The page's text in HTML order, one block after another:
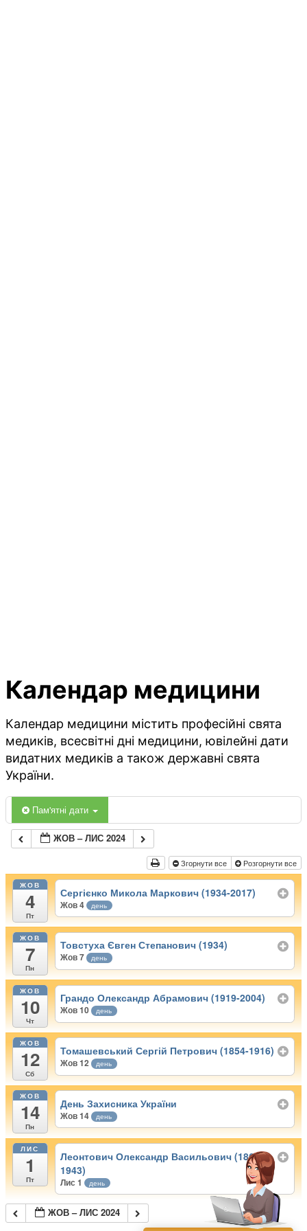
Календар медицини
Календар медицини містить професійні свята
медиків, всесвітні дні медицини, ювілейні дати
видатних медиків а також державні свята
України.
Пам'ятні дати
ЖОВ – ЛИС 2024
Згорнути все Розгорнути все
ЖОВ
4
Пт
Сергієнко Микола Маркович (1934-2017)
Жов 4 день
ЖОВ
7
Пн
Товстуха Євген Степанович (1934)
Жов 7 день
ЖОВ
10
Чт
Грандо Олександр Абрамович (1919-2004)
Жов 10 день
ЖОВ
12
Сб
Томашевський Сергій Петрович (1854-1916)
Жов 12 день
ЖОВ
14
Пн
День Захисника України
Жов 14 день
ЛИС
1
Пт
Леонтович Олександр Васильович (1869-
1943)
Лис 1 день
ЖОВ – ЛИС 2024